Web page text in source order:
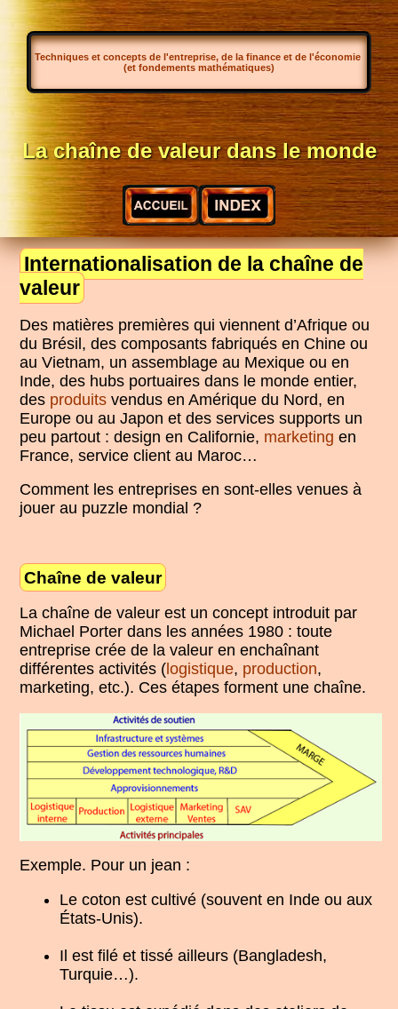
Techniques et concepts de l'entreprise, de la finance et de l'économie
(et fondements mathématiques)
La chaîne de valeur dans le monde
Internationalisation de la chaîne de
valeur
Des matières premières qui viennent d’Afrique ou
du Brésil, des composants fabriqués en Chine ou
au Vietnam, un assemblage au Mexique ou en
Inde, des hubs portuaires dans le monde entier,
des produits vendus en Amérique du Nord, en
Europe ou au Japon et des services supports un
peu partout : design en Californie, marketing en
France, service client au Maroc…
Comment les entreprises en sont-elles venues à
jouer au puzzle mondial ?
Chaîne de valeur
La chaîne de valeur est un concept introduit par
Michael Porter dans les années 1980 : toute
entreprise crée de la valeur en enchaînant
différentes activités ( logistique, production,
marketing, etc.). Ces étapes forment une chaîne.
Exemple. Pour un jean :
Le coton est cultivé (souvent en Inde ou aux
États-Unis).
Il est filé et tissé ailleurs (Bangladesh,
Turquie…).